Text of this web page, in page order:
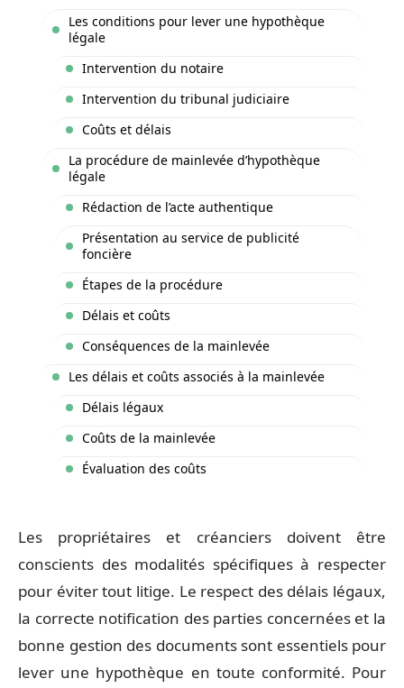
Les conditions pour lever une hypothèque
légale
Intervention du notaire
Intervention du tribunal judiciaire
Coûts et délais
La procédure de mainlevée d’hypothèque
légale
Rédaction de l’acte authentique
Présentation au service de publicité
foncière
Étapes de la procédure
Délais et coûts
Conséquences de la mainlevée
Les délais et coûts associés à la mainlevée
Délais légaux
Coûts de la mainlevée
Évaluation des coûts
Les propriétaires et créanciers doivent être
conscients des modalités spécifiques à respecter
pour éviter tout litige. Le respect des délais légaux,
la correcte notification des parties concernées et la
bonne gestion des documents sont essentiels pour
lever une hypothèque en toute conformité. Pour